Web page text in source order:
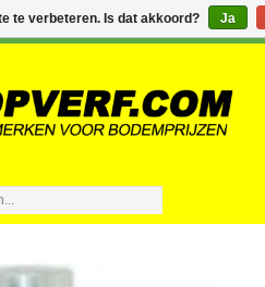
€0,00
winkelwagen
te verbeteren. Is dat akkoord? Ja